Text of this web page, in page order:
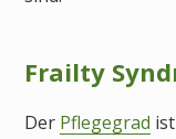
Frailty
Der Pflegegrad